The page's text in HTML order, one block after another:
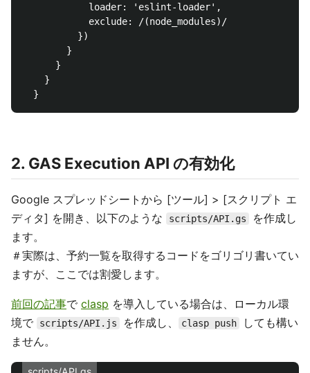
            loader: 'eslint-loader',
            exclude: /(node_modules)/
          })
        }
      }
    }
2. GAS Execution API の有効化
Google スプレッドシートから [ツール] > [スクリプト エ
ディタ] を開き、以下のような
scripts/API.gs
を作成し
ます。
＃実際は、予約一覧を取得するコードをゴリゴリ書いてい
ますが、ここでは割愛します。
前回の記事で clasp を導入している場合は、ローカル環
境で
scripts/API.js を作成し、 clasp push
しても構い
ません。